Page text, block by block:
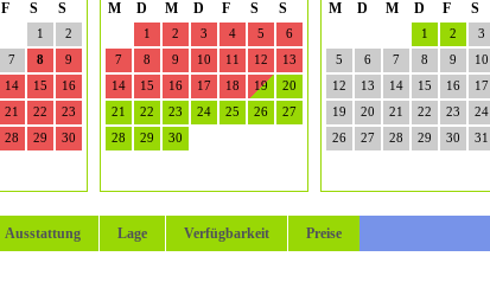
F S S
1
2
7 8
9
14 15
16
21 22
23
28 29
30
M
D M D F S S
1 2 3 4 5
6
7
8 9 10 11 12
13
14
15 16 17 18 19
20
21
22 23 24 25 26
27
28
29 30
M
D M D F S
1 2 3
5
6 7 8 9 10
12
13 14 15 16 17
19
20 21 22 23 24
26
27 28 29 30 31
Ausstattung Lage Verfügbarkeit Preise